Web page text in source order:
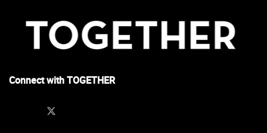
Connect with TOGETHER